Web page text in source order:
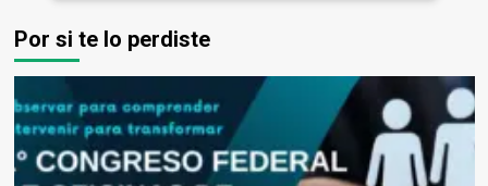
Por si te lo perdiste